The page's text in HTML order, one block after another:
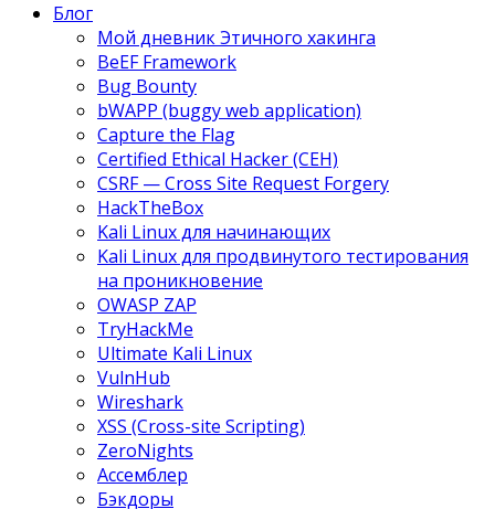
Блог
Мой дневник Этичного хакинга
BeEF Framework
Bug Bounty
bWAPP (buggy web application)
Capture the Flag
Certified Ethical Hacker (CEH)
CSRF — Cross Site Request Forgery
HackTheBox
Kali Linux для начинающих
Kali Linux для продвинутого тестирования
на проникновение
OWASP ZAP
TryHackMe
Ultimate Kali Linux
VulnHub
Wireshark
XSS (Cross-site Scripting)
ZeroNights
Ассемблер
Бэкдоры